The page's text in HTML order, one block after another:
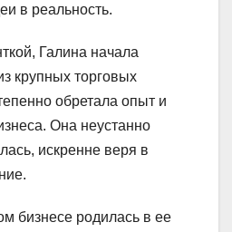
в реальность.
Галина начала
крупных торговых
обретала опыт и
Она неустанно
искренне веря в
бизнесе родилась в ее